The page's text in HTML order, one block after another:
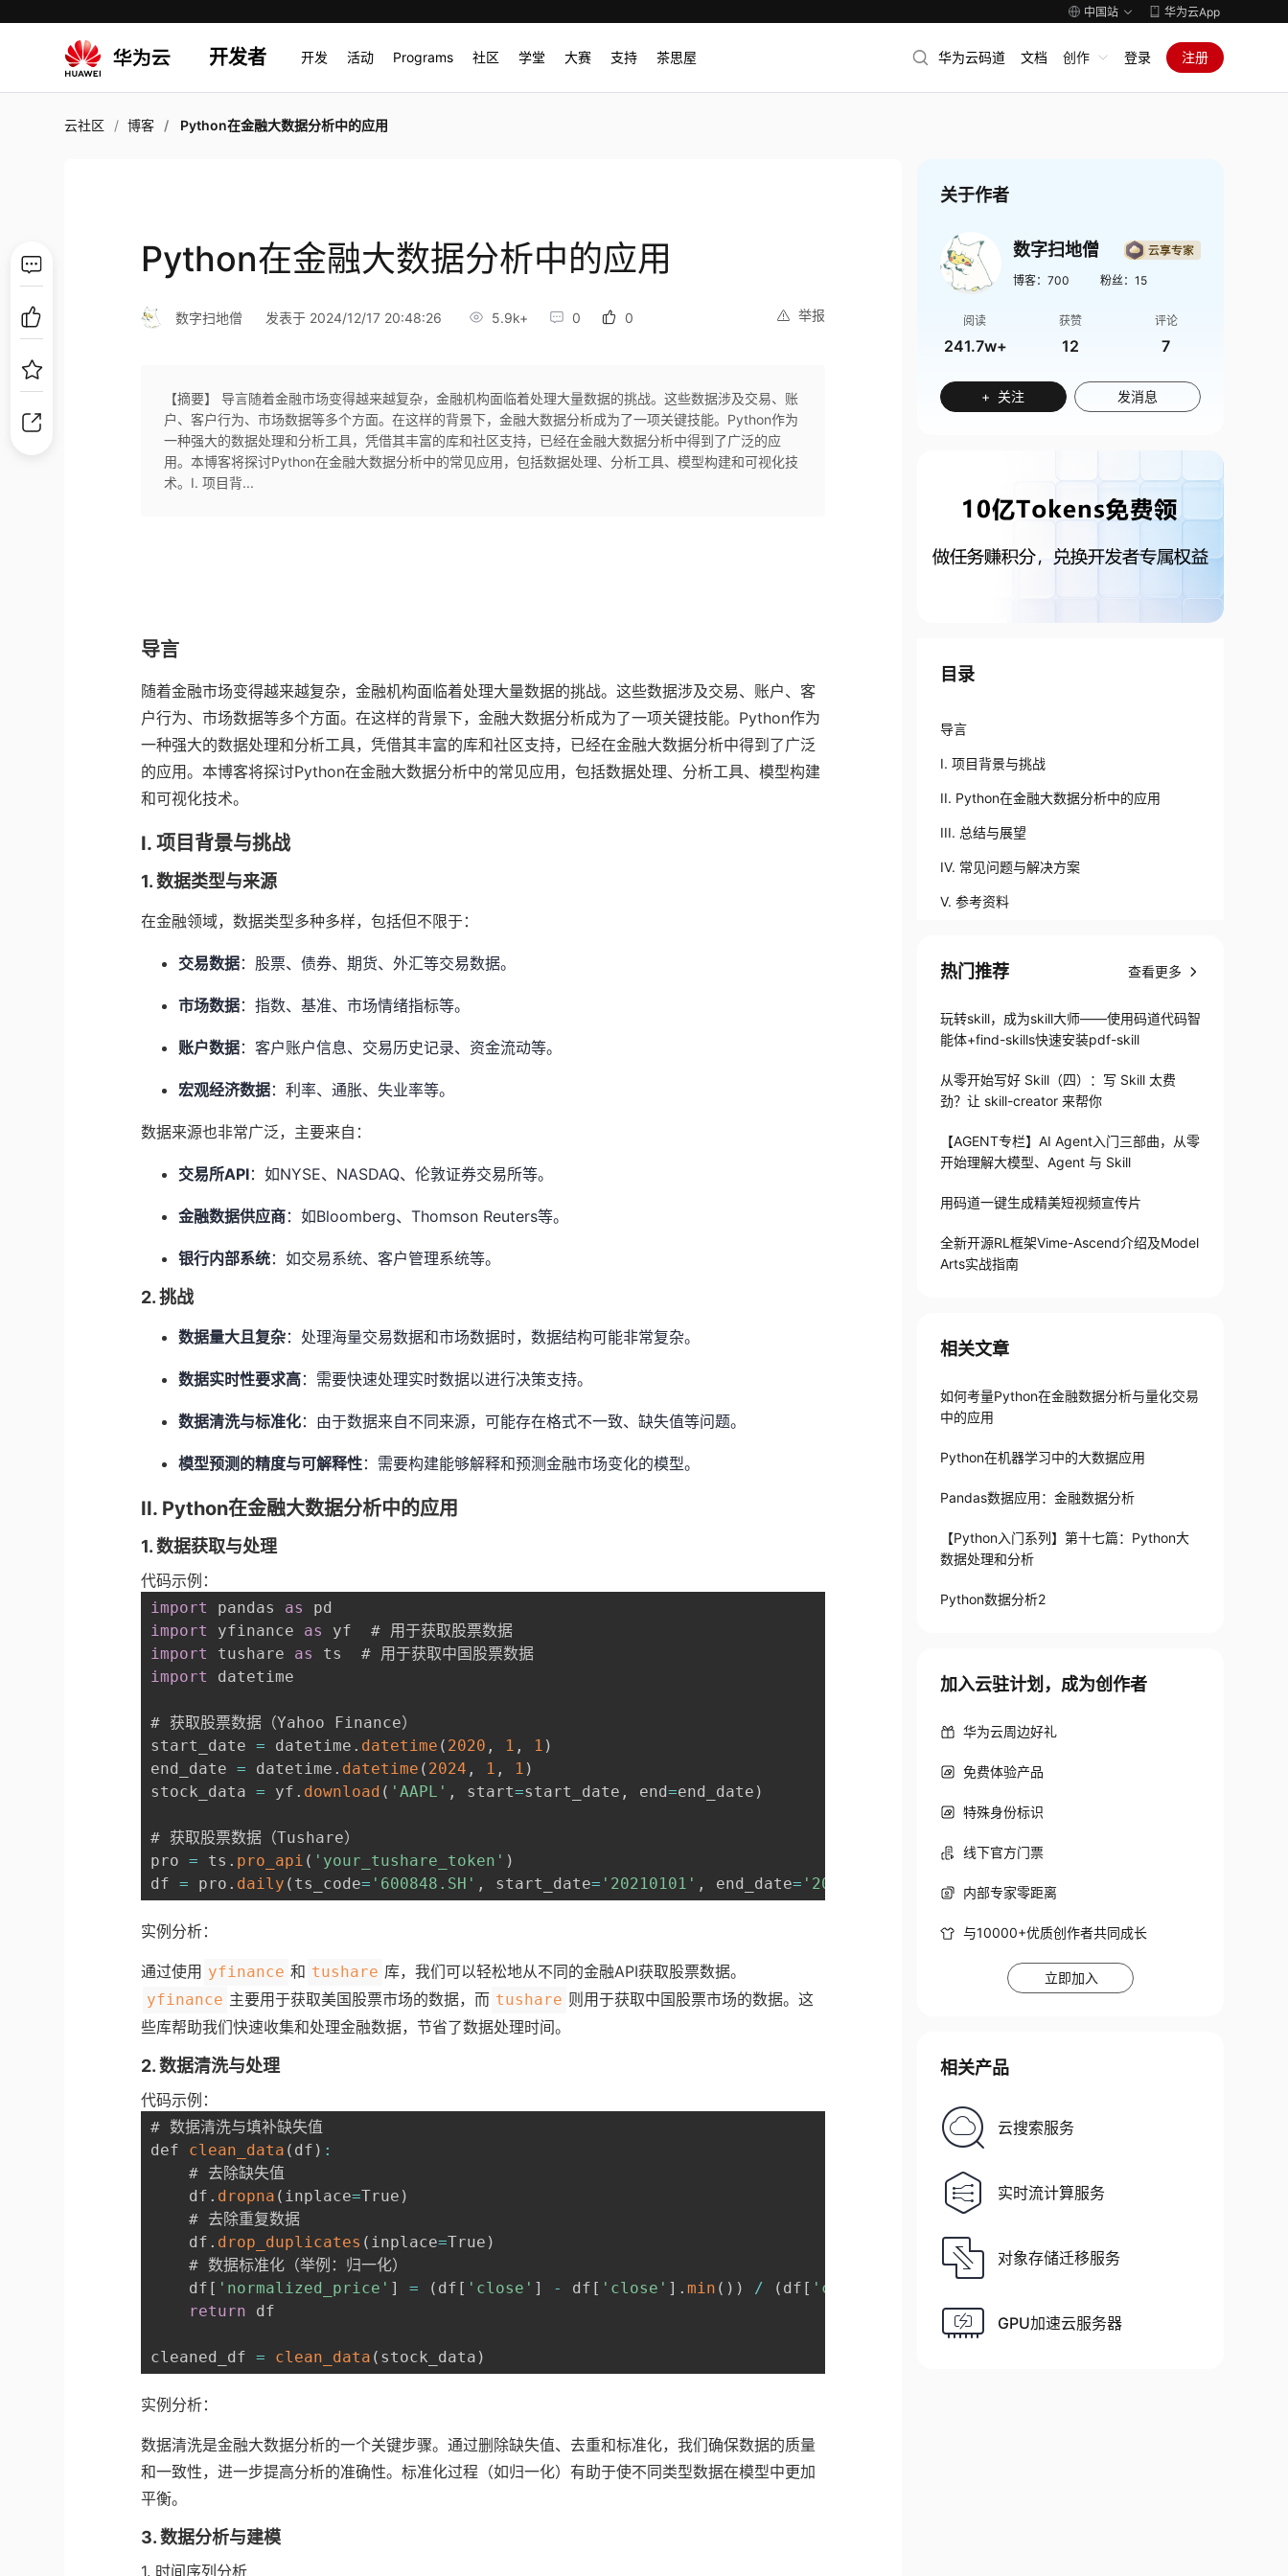
中国站 华为云App
开发者 开发 活动 Programs 社区 学堂 大赛 支持 茶思屋 华为云码道 文档 创作 登录 注册
云社区 博客 Python在金融大数据分析中的应用
Python在金融大数据分析中的应用
举报
数字扫地僧 发表于 2024/12/17 20:48:26 5.9k+ 0 0
【摘要】 导言随着金融市场变得越来越复杂，金融机构面临着处理大量数据的挑战。这些数据涉及交易、账
户、客户行为、市场数据等多个方面。在这样的背景下，金融大数据分析成为了一项关键技能。Python作为
一种强大的数据处理和分析工具，凭借其丰富的库和社区支持，已经在金融大数据分析中得到了广泛的应
用。本博客将探讨Python在金融大数据分析中的常见应用，包括数据处理、分析工具、模型构建和可视化技
术。I. 项目背...
导言
随着金融市场变得越来越复杂，金融机构面临着处理大量数据的挑战。这些数据涉及交易、账户、客
户行为、市场数据等多个方面。在这样的背景下，金融大数据分析成为了一项关键技能。Python作为
一种强大的数据处理和分析工具，凭借其丰富的库和社区支持，已经在金融大数据分析中得到了广泛
的应用。本博客将探讨Python在金融大数据分析中的常见应用，包括数据处理、分析工具、模型构建
和可视化技术。
I. 项目背景与挑战
1. 数据类型与来源
在金融领域，数据类型多种多样，包括但不限于：
交易数据：股票、债券、期货、外汇等交易数据。
市场数据：指数、基准、市场情绪指标等。
账户数据：客户账户信息、交易历史记录、资金流动等。
宏观经济数据：利率、通胀、失业率等。
数据来源也非常广泛，主要来自：
交易所API：如NYSE、NASDAQ、伦敦证券交易所等。
金融数据供应商：如Bloomberg、Thomson Reuters等。
银行内部系统：如交易系统、客户管理系统等。
2. 挑战
数据量大且复杂：处理海量交易数据和市场数据时，数据结构可能非常复杂。
数据实时性要求高：需要快速处理实时数据以进行决策支持。
数据清洗与标准化：由于数据来自不同来源，可能存在格式不一致、缺失值等问题。
模型预测的精度与可解释性：需要构建能够解释和预测金融市场变化的模型。
II. Python在金融大数据分析中的应用
1. 数据获取与处理
代码示例：
import pandas as
import
yfinance as
import
tushare as
import
datetime
# 获取股票数据（Yahoo Finance）
start_date = datetime . datetime ( 2020 , 1 , 1 )
end_date = datetime . datetime ( 2024 , 1 , 1 )
stock_data = yf . download ( 'AAPL' , start=start_date , end=end_date )
# 获取股票数据（Tushare）
pro = ts . pro_api ( 'your_tushare_token' )
df = pro . daily ( ts_code= '600848.SH' , start_date= '20210101' , end_date= '20240101'
实例分析：
通过使用 yfinance 和 tushare 库，我们可以轻松地从不同的金融API获取股票数据。
yfinance 主要用于获取美国股票市场的数据，而 tushare 则用于获取中国股票市场的数据。这
些库帮助我们快速收集和处理金融数据，节省了数据处理时间。
2. 数据清洗与处理
代码示例：
# 数据清洗与填补缺失值
def clean_data ( df ) :
    # 去除缺失值
    df
. dropna ( inplace=True )
    # 去除重复数据
    df
. drop_duplicates ( inplace=True )
    # 数据标准化（举例：归一化）
    df
[ 'normalized_price' ] = ( df [ 'close' ] - df [ 'close' ] .min ( ) ) / ( df [ 'close'
return df
cleaned_df = clean_data ( stock_data )
实例分析：
数据清洗是金融大数据分析的一个关键步骤。通过删除缺失值、去重和标准化，我们确保数据的质量
和一致性，进一步提高分析的准确性。标准化过程（如归一化）有助于使不同类型数据在模型中更加
平衡。
3. 数据分析与建模
1. 时间序列分析
关于作者
数字扫地僧
博客： 700 粉丝： 15
阅读
241.7w+
获赞
12
评论
7
+ 关注 发消息
目录
导言
I. 项目背景与挑战
II. Python在金融大数据分析中的应用
III. 总结与展望
IV. 常见问题与解决方案
V. 参考资料
热门推荐 查看更多
玩转skill，成为skill大师——使用码道代码智
能体+find-skills快速安装pdf-skill
从零开始写好 Skill（四）：写 Skill 太费
劲？让 skill-creator 来帮你
【AGENT专栏】AI Agent入门三部曲，从零
开始理解大模型、Agent 与 Skill
用码道一键生成精美短视频宣传片
全新开源RL框架Vime-Ascend介绍及Model
Arts实战指南
相关文章
如何考量Python在金融数据分析与量化交易
中的应用
Python在机器学习中的大数据应用
Pandas数据应用：金融数据分析
【Python入门系列】第十七篇：Python大
数据处理和分析
Python数据分析2
加入云驻计划，成为创作者
华为云周边好礼
免费体验产品
特殊身份标识
线下官方门票
内部专家零距离
与10000+优质创作者共同成长
立即加入
相关产品
云搜索服务
实时流计算服务
对象存储迁移服务
GPU加速云服务器